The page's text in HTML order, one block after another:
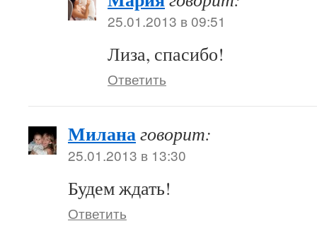
25.01.2013 в 09:51
Лиза, спасибо!
Ответить
Миланаговорит:
25.01.2013 в 13:30
Будем ждать!
Ответить